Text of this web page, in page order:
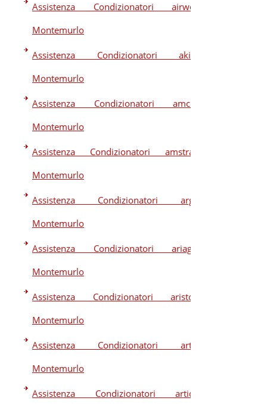
Assistenza Condizionatori airwell
Montemurlo
Assistenza Condizionatori akira
Montemurlo
Assistenza Condizionatori amcor
Montemurlo
Assistenza Condizionatori amstrad
Montemurlo
Assistenza Condizionatori argo
Montemurlo
Assistenza Condizionatori ariagel
Montemurlo
Assistenza Condizionatori ariston
Montemurlo
Assistenza Condizionatori artel
Montemurlo
Assistenza Condizionatori artide